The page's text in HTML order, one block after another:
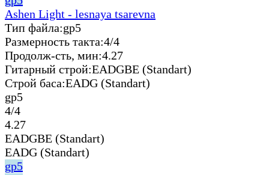
Ashen Light - lesnaya tsarevna
Тип файла:gp5
Размерность такта:4/4
Продолж-сть, мин:4.27
Гитарный строй:EADGBE (Standart)
Строй баса:EADG (Standart)
gp5
4/4
4.27
EADGBE (Standart)
EADG (Standart)
gp5